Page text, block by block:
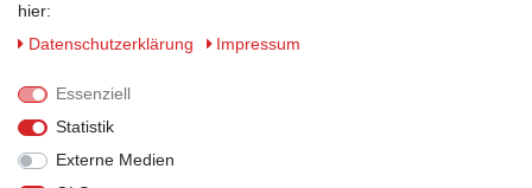
hier:
Daten­schutz­erklärung
Impressum
Essenziell
Statistik
Externe Medien